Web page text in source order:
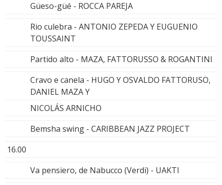
Güeso-güé - ROCCA PAREJA
Rio culebra - ANTONIO ZEPEDA Y EUGUENIO
TOUSSAINT
Partido alto - MAZA, FATTORUSSO & ROGANTINI
Cravo e canela - HUGO Y OSVALDO FATTORUSO,
DANIEL MAZA Y
NICOLÁS ARNICHO
Bemsha swing - CARIBBEAN JAZZ PROJECT
16.00
Va pensiero, de Nabucco (Verdi) - UAKTI